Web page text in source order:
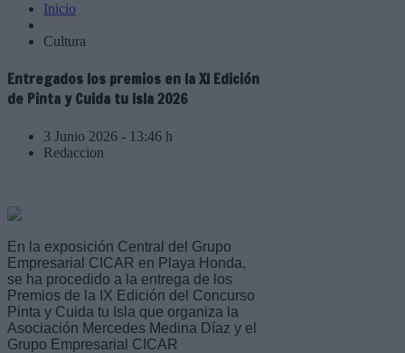
Inicio
Cultura
Entregados los premios en la XI Edición
de Pinta y Cuida tu Isla 2026
3 Junio 2026 - 13:46 h
Redaccion
En la exposición Central del Grupo
Empresarial CICAR en Playa Honda,
se ha procedido a la entrega de los
Premios de la IX Edición del Concurso
Pinta y Cuida tu Isla que organiza la
Asociación Mercedes Medina Díaz y el
Grupo Empresarial CICAR